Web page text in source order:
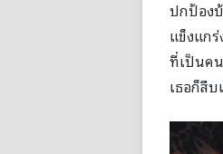
ปกป้อง
แข็งแก
ที่เป็นค
เธอก็สื